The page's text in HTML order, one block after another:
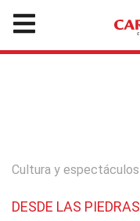
Cultura y espectáculos
DESDE LAS PIEDRAS